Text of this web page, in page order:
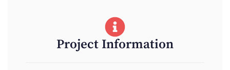
Project Information